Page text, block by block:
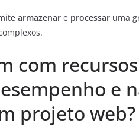
armazenar e processar uma
com
e
projeto web?